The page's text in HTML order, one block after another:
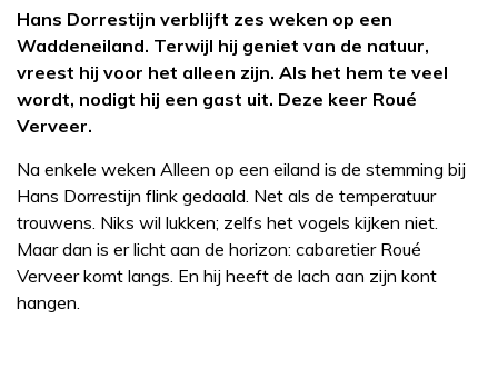
Hans Dorrestijn verblijft zes weken op een
Waddeneiland. Terwijl hij geniet van de natuur,
vreest hij voor het alleen zijn. Als het hem te veel
wordt, nodigt hij een gast uit. Deze keer Roué
Verveer.
Na enkele weken Alleen op een eiland is de stemming bij
Hans Dorrestijn flink gedaald. Net als de temperatuur
trouwens. Niks wil lukken; zelfs het vogels kijken niet.
Maar dan is er licht aan de horizon: cabaretier Roué
Verveer komt langs. En hij heeft de lach aan zijn kont
hangen.